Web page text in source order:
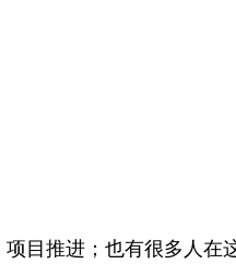
目推进；也有很多人在